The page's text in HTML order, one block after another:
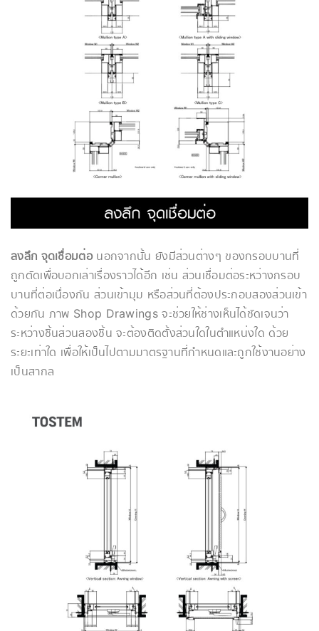
ลงลึก จุดเชื่อมต่อนอกจากนั้น ยังมีส่วนต่างๆ ของกรอบบานที่
ถูกตัดเพื่อบอกเล่าเรื่องราวได้อีก เช่น ส่วนเชื่อมต่อระหว่างกรอบ
บานที่ต่อเนื่องกัน ส่วนเข้ามุม หรือส่วนที่ต้องประกอบสองส่วนเข้า
ด้วยกัน ภาพ Shop Drawings จะช่วยให้ช่างเห็นได้ชัดเจนว่า
ระหว่างชิ้นส่วนสองชิ้น จะต้องติดตั้งส่วนใดในตำแหน่งใด ด้วย
ระยะเท่าใด เพื่อให้เป็นไปตามมาตรฐานที่กำหนดและถูกใช้งานอย่าง
เป็นสากล